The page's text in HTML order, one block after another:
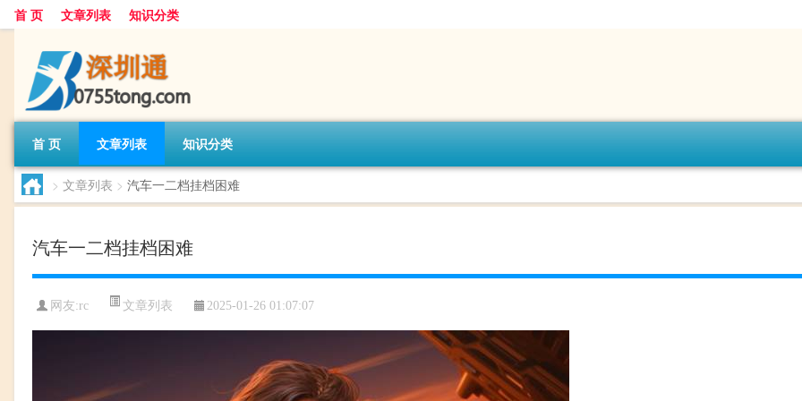
首 页 文章列表 知识分类
首 页 文章列表 知识分类
> 文章列表 > 汽车一二档挂档困难
汽车一二档挂档困难
网友:rc 文章列表 2025-01-26 01:07:07